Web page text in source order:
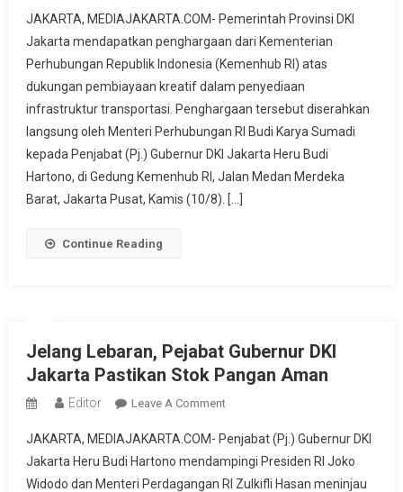
DKI
Dapat
Penghargaan
Dari
Kemenhub
Atas
Dukungan
Pembiayaan
Kreatif
Penyediaan
JAKARTA, MEDIAJAKARTA.COM- Pemerintah Provinsi DKI
Jakarta mendapatkan penghargaan dari Kementerian
Perhubungan Republik Indonesia (Kemenhub RI) atas
dukungan pembiayaan kreatif dalam penyediaan
infrastruktur transportasi. Penghargaan tersebut diserahkan
langsung oleh Menteri Perhubungan RI Budi Karya Sumadi
kepada Penjabat (Pj.) Gubernur DKI Jakarta Heru Budi
Hartono, di Gedung Kemenhub RI, Jalan Medan Merdeka
Barat, Jakarta Pusat, Kamis (10/8). […]
Continue Reading
Jelang Lebaran, Pejabat Gubernur DKI
Jakarta Pastikan Stok Pangan Aman
Editor Leave A CommentOn
Lebaran,
Pejabat
Gubernur
JAKARTA, MEDIAJAKARTA.COM- Penjabat (Pj.) Gubernur DKI
Jakarta Heru Budi Hartono mendampingi Presiden RI Joko
Widodo dan Menteri Perdagangan RI Zulkifli Hasan meninjau